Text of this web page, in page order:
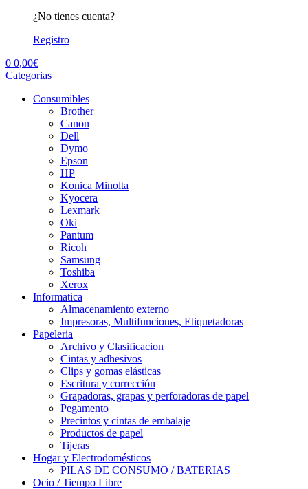
¿No tienes cuenta?
Registro
0 0,00€
Categorias
Consumibles
Brother
Canon
Dell
Dymo
Epson
HP
Konica Minolta
Kyocera
Lexmark
Oki
Pantum
Ricoh
Samsung
Toshiba
Xerox
Informatica
Almacenamiento externo
Impresoras, Multifunciones, Etiquetadoras
Papeleria
Archivo y Clasificacion
Cintas y adhesivos
Clips y gomas elásticas
Escritura y corrección
Grapadoras, grapas y perforadoras de papel
Pegamento
Precintos y cintas de embalaje
Productos de papel
Tijeras
Hogar y Electrodomésticos
PILAS DE CONSUMO / BATERIAS
Ocio / Tiempo Libre